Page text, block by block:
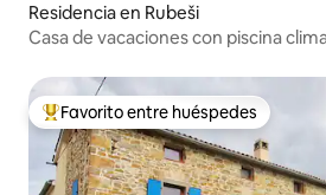
Residencia en Rubeši
Casa de vacaciones con piscina
De los mejores en Favorito entre
Favorito entre huéspedes